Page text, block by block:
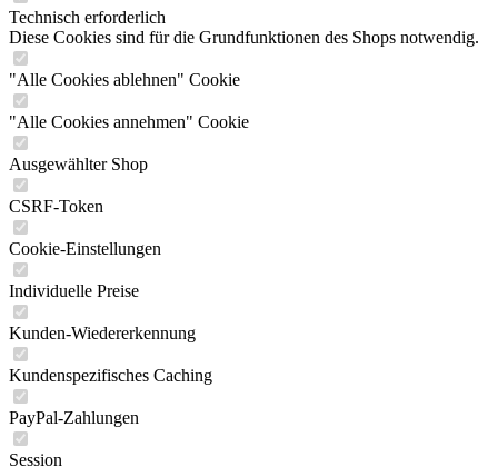
Technisch erforderlich
Diese Cookies sind für die Grundfunktionen des Shops notwendig.
"Alle Cookies ablehnen" Cookie
"Alle Cookies annehmen" Cookie
Ausgewählter Shop
CSRF-Token
Cookie-Einstellungen
Individuelle Preise
Kunden-Wiedererkennung
Kundenspezifisches Caching
PayPal-Zahlungen
Session